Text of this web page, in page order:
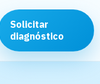
Solicitar
diagnóstico